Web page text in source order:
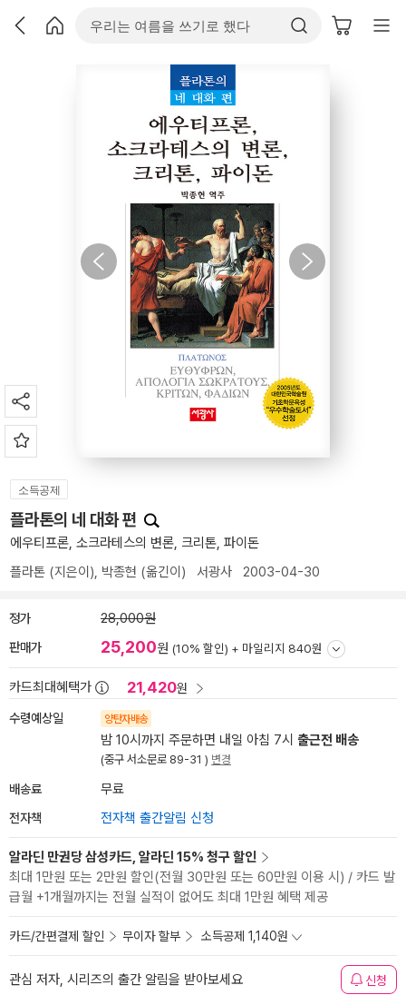
소득공제
플라톤의 네 대화 편
에우티프론, 소크라테스의 변론, 크리톤, 파이돈
플라톤 (지은이), 박종현 (옮긴이) 서광사 2003-04-30
정가 28,000원
판매가 25,200원 (10% 할인) + 마일리지 840원
카드최대혜택가 21,420원
수령예상일 양탄자배송
밤 10시까지 주문하면 내일 아침 7시 출근전 배송
(중구 서소문로 89-31 ) 변경
배송료 무료
전자책 전자책 출간알림 신청
알라딘 만권당 삼성카드, 알라딘 15% 청구 할인
최대 1만원 또는 2만원 할인(전월 30만원 또는 60만원 이용 시) / 카드 발
급월 +1개월까지는 전월 실적이 없어도 최대 1만원 혜택 제공
카드/간편결제 할인 무이자 할부 소득공제 1,140원
관심 저자, 시리즈의 출간 알림을 받아보세요 신청